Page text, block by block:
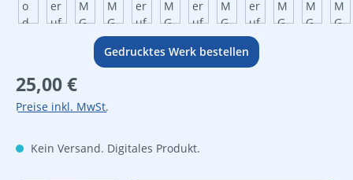
Gedrucktes Werk bestellen
Regulärer Preis:
25,00 €
Preise inkl. MwSt.
Kein Versand. Digitales Produkt.